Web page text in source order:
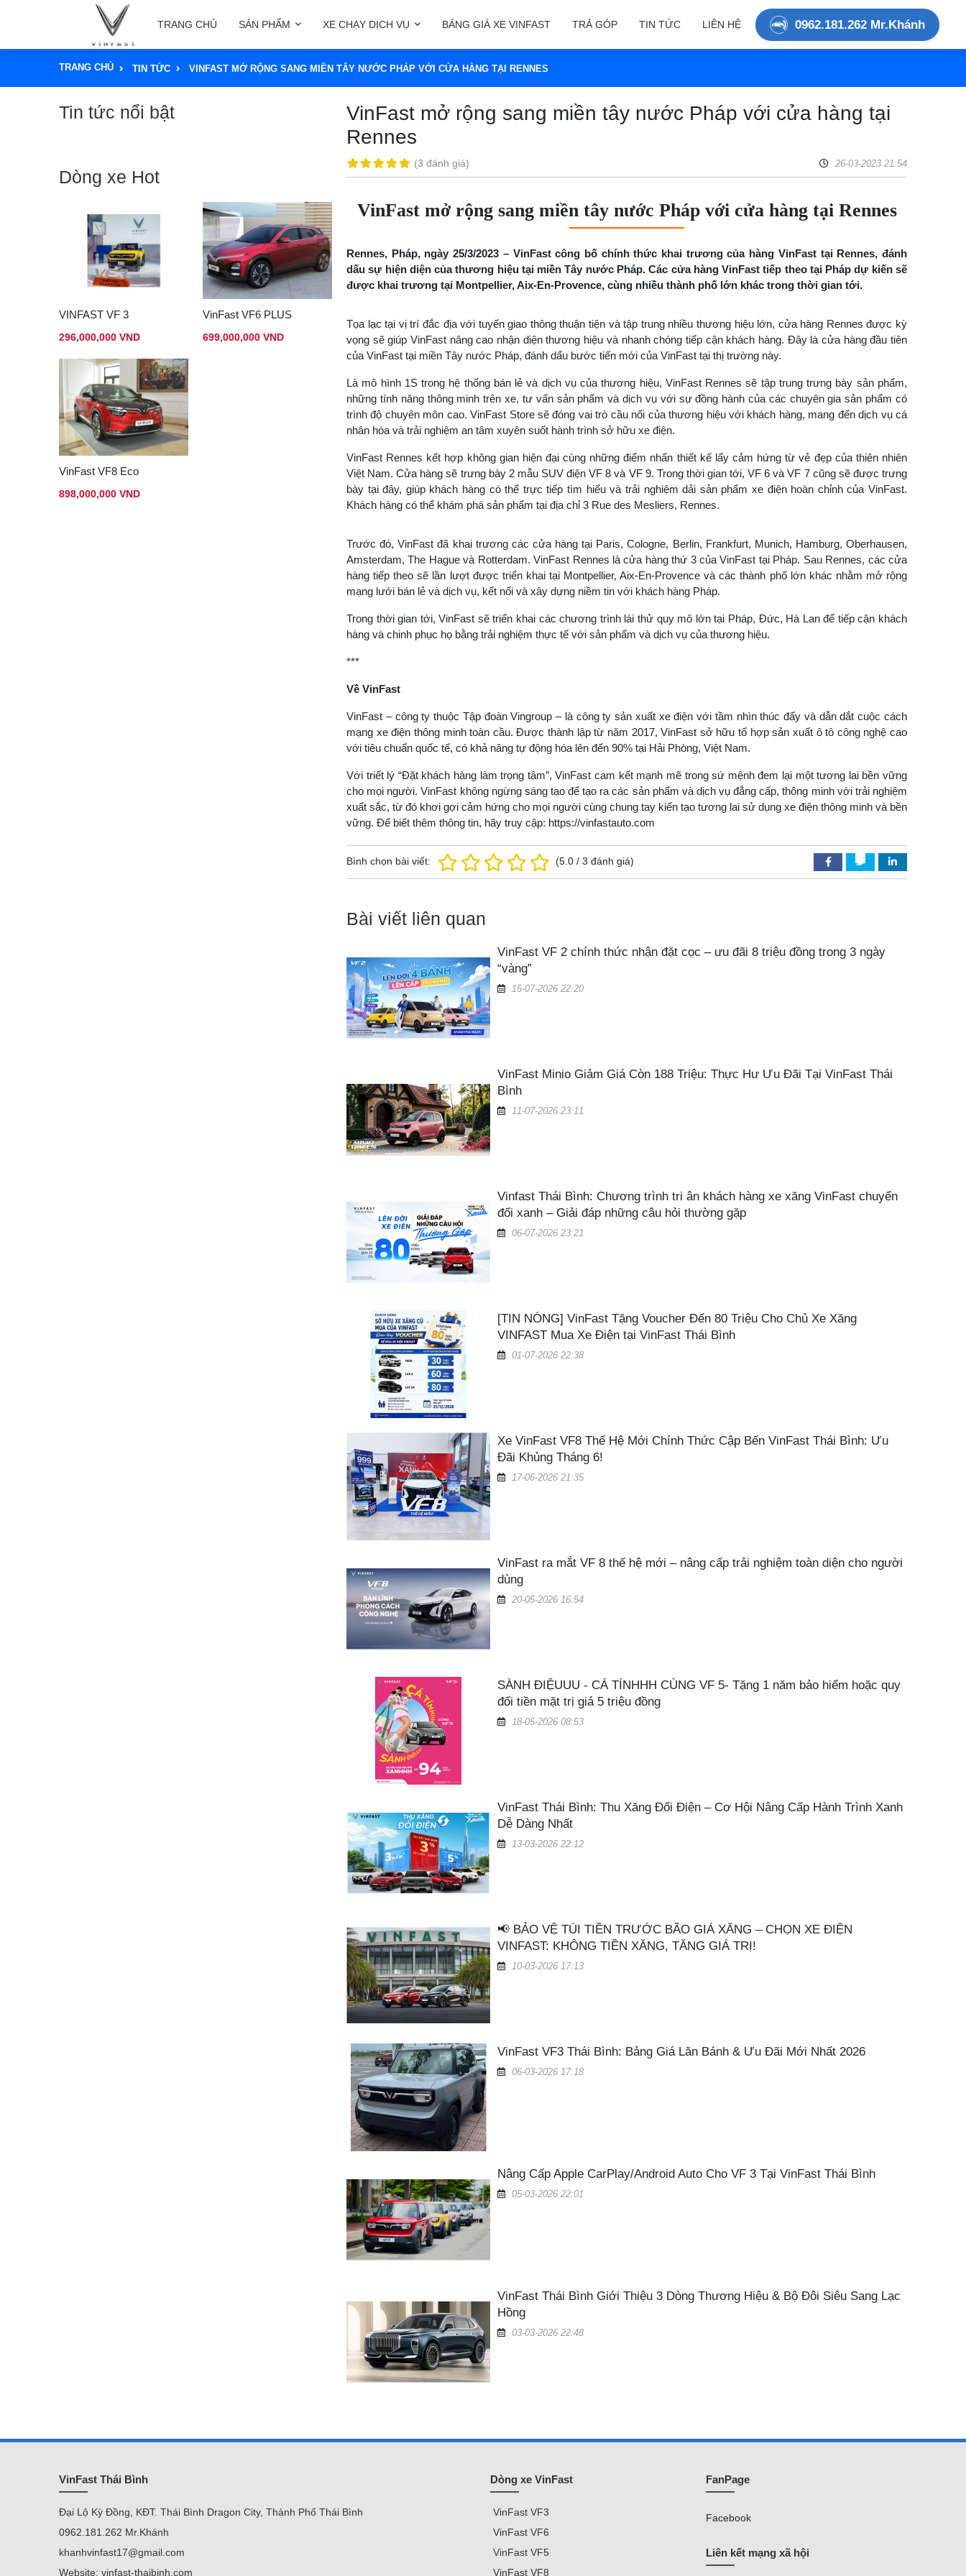
TRANG CHỦ SẢN PHẨM XE CHẠY DỊCH VỤ BẢNG GIÁ XE VINFAST TRẢ GÓP TIN TỨC LIÊN HỆ 0962.181.262 Mr.Khánh
TRANG CHỦ TIN TỨC VINFAST MỞ RỘNG SANG MIỀN TÂY NƯỚC PHÁP VỚI CỬA HÀNG TẠI RENNES
Tin tức nổi bật
Dòng xe Hot
VINFAST VF 3
296,000,000 VND
VinFast VF6 PLUS
699,000,000 VND
VinFast VF8 Eco
898,000,000 VND
VinFast mở rộng sang miền tây nước Pháp với cửa hàng tại
Rennes
(3 đánh giá) 26-03-2023 21:54
VinFast mở rộng sang miền tây nước Pháp với cửa hàng tại Rennes
Rennes, Pháp, ngày 25/3/2023 – VinFast công bố chính thức khai trương của hàng VinFast tại Rennes, đánh
dấu sự hiện diện của thương hiệu tại miền Tây nước Pháp. Các cửa hàng VinFast tiếp theo tại Pháp dự kiến sẽ
được khai trương tại Montpellier, Aix-En-Provence, cùng nhiều thành phố lớn khác trong thời gian tới.
Tọa lạc tại vị trí đắc địa với tuyến giao thông thuận tiện và tập trung nhiều thương hiệu lớn, cửa hàng Rennes được kỳ
vọng sẽ giúp VinFast nâng cao nhận diện thương hiệu và nhanh chóng tiếp cận khách hàng. Đây là cửa hàng đầu tiên
của VinFast tại miền Tây nước Pháp, đánh dấu bước tiến mới của VinFast tại thị trường này.
Là mô hình 1S trong hệ thống bán lẻ và dịch vụ của thương hiệu, VinFast Rennes sẽ tập trung trưng bày sản phẩm,
những tính năng thông minh trên xe, tư vấn sản phẩm và dịch vụ với sự đồng hành của các chuyên gia sản phẩm có
trình độ chuyên môn cao. VinFast Store sẽ đóng vai trò cầu nối của thương hiệu với khách hàng, mang đến dịch vụ cá
nhân hóa và trải nghiệm an tâm xuyên suốt hành trình sở hữu xe điện.
VinFast Rennes kết hợp không gian hiện đại cùng những điểm nhấn thiết kế lấy cảm hứng từ vẻ đẹp của thiên nhiên
Việt Nam. Cửa hàng sẽ trưng bày 2 mẫu SUV điện VF 8 và VF 9. Trong thời gian tới, VF 6 và VF 7 cũng sẽ được trưng
bày tại đây, giúp khách hàng có thể trực tiếp tìm hiểu và trải nghiệm dải sản phẩm xe điện hoàn chỉnh của VinFast.
Khách hàng có thể khám phá sản phẩm tại địa chỉ 3 Rue des Mesliers, Rennes.
Trước đó, VinFast đã khai trương các cửa hàng tại Paris, Cologne, Berlin, Frankfurt, Munich, Hamburg, Oberhausen,
Amsterdam, The Hague và Rotterdam. VinFast Rennes là cửa hàng thứ 3 của VinFast tại Pháp. Sau Rennes, các cửa
hàng tiếp theo sẽ lần lượt được triển khai tại Montpellier, Aix-En-Provence và các thành phố lớn khác nhằm mở rộng
mạng lưới bán lẻ và dịch vụ, kết nối và xây dựng niềm tin với khách hàng Pháp.
Trong thời gian tới, VinFast sẽ triển khai các chương trình lái thử quy mô lớn tại Pháp, Đức, Hà Lan để tiếp cận khách
hàng và chinh phục họ bằng trải nghiệm thực tế với sản phẩm và dịch vụ của thương hiệu.
***
Về VinFast
VinFast – công ty thuộc Tập đoàn Vingroup – là công ty sản xuất xe điện với tầm nhìn thúc đẩy và dẫn dắt cuộc cách
mạng xe điện thông minh toàn cầu. Được thành lập từ năm 2017, VinFast sở hữu tổ hợp sản xuất ô tô công nghệ cao
với tiêu chuẩn quốc tế, có khả năng tự động hóa lên đến 90% tại Hải Phòng, Việt Nam.
Với triết lý “Đặt khách hàng làm trọng tâm”, VinFast cam kết mạnh mẽ trong sứ mệnh đem lại một tương lai bền vững
cho mọi người. VinFast không ngừng sáng tạo để tạo ra các sản phẩm và dịch vụ đẳng cấp, thông minh với trải nghiệm
xuất sắc, từ đó khơi gợi cảm hứng cho mọi người cùng chung tay kiến tạo tương lai sử dụng xe điện thông minh và bền
vững. Để biết thêm thông tin, hãy truy cập: https://vinfastauto.com
Bình chọn bài viết: (5.0 / 3 đánh giá)
Bài viết liên quan
VinFast VF 2 chính thức nhận đặt cọc – ưu đãi 8 triệu đồng trong 3 ngày
“vàng”
15-07-2026 22:20
VinFast Minio Giảm Giá Còn 188 Triệu: Thực Hư Ưu Đãi Tại VinFast Thái
Bình
11-07-2026 23:11
Vinfast Thái Bình: Chương trình tri ân khách hàng xe xăng VinFast chuyển
đổi xanh – Giải đáp những câu hỏi thường gặp
06-07-2026 23:21
[TIN NÓNG] VinFast Tặng Voucher Đến 80 Triệu Cho Chủ Xe Xăng
VINFAST Mua Xe Điện tại VinFast Thái Bình
01-07-2026 22:38
Xe VinFast VF8 Thế Hệ Mới Chính Thức Cập Bến VinFast Thái Bình: Ưu
Đãi Khủng Tháng 6!
17-06-2026 21:35
VinFast ra mắt VF 8 thế hệ mới – nâng cấp trải nghiệm toàn diện cho người
dùng
20-05-2026 16:54
SÀNH ĐIỆUUU - CÁ TÍNHHH CÙNG VF 5- Tặng 1 năm bảo hiểm hoặc quy
đổi tiền mặt trị giá 5 triệu đồng
18-05-2026 08:53
VinFast Thái Bình: Thu Xăng Đổi Điện – Cơ Hội Nâng Cấp Hành Trình Xanh
Dễ Dàng Nhất
13-03-2026 22:12
📢 BẢO VỆ TÚI TIỀN TRƯỚC BÃO GIÁ XĂNG – CHỌN XE ĐIỆN
VINFAST: KHÔNG TIỀN XĂNG, TĂNG GIÁ TRỊ!
10-03-2026 17:13
VinFast VF3 Thái Bình: Bảng Giá Lăn Bánh & Ưu Đãi Mới Nhất 2026
06-03-2026 17:18
Nâng Cấp Apple CarPlay/Android Auto Cho VF 3 Tại VinFast Thái Bình
05-03-2026 22:01
VinFast Thái Bình Giới Thiệu 3 Dòng Thương Hiệu & Bộ Đôi Siêu Sang Lạc
Hồng
03-03-2026 22:48
VinFast Thái Bình
Đại Lộ Kỳ Đồng, KĐT. Thái Bình Dragon City, Thành Phố Thái Bình
0962.181.262 Mr.Khánh
khanhvinfast17@gmail.com
Website: vinfast-thaibinh.com
Dòng xe VinFast
VinFast VF3
VinFast VF6
VinFast VF5
VinFast VF8
FanPage
Facebook
Liên kết mạng xã hội